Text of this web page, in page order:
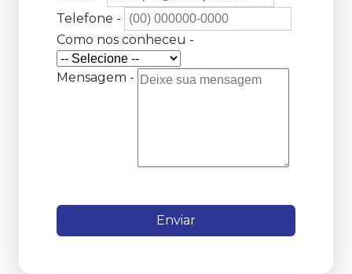
Telefone -
Como nos conheceu -
Mensagem -
Enviar